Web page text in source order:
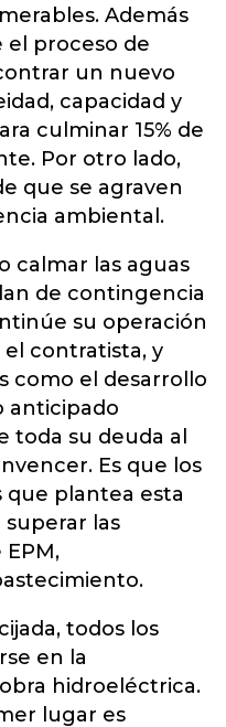
Además
proceso de
un nuevo
capacidad y
culminar 15% de
Por otro lado,
que se agraven
ambiental.
calmar las aguas
de contingencia
su operación
contratista, y
como el desarrollo
anticipado
toda su deuda al
Es que los
que plantea esta
las
todos los
en la
hidroeléctrica.
lugar es